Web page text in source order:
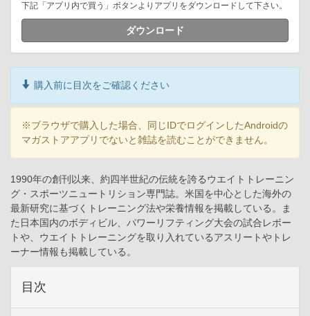
下記「アプリ内で買う」ボタンよりアプリをダウンロードして下さい。
ダウンロード
購入前に目次をご確認ください
※ブラウザで購入した場合、同じIDでログインしたAndroidの
マガストアアプリでないと雑誌を読むことができません。
1990年の創刊以来、約四半世紀の伝統を誇るウエイトトレーニン
グ・スポーツニュートリション専門誌。米国を中心とした海外の
最新研究に基づくトレーニング法や栄養情報を掲載している。ま
た日本国内のボディビル、パワーリフティング大会の試合レポー
トや、ウエイトトレーニングを取り入れているアスリートやトレ
ーナー情報も掲載している。
目次